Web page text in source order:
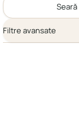
Seară
Filtre avansate